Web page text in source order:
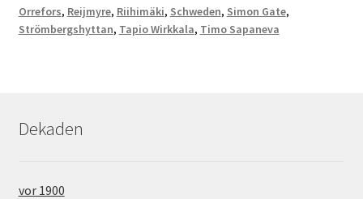
Orrefors, Reijmyre, Riihimäki, Schweden, Simon Gate,
Strömbergshyttan, Tapio Wirkkala, Timo Sapaneva
Dekaden
vor 1900